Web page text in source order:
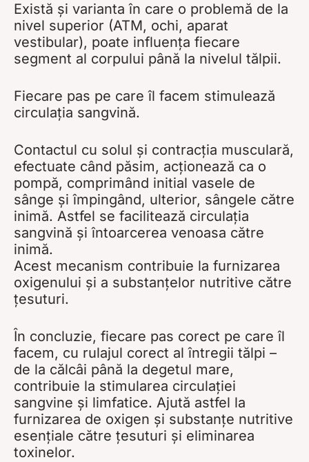
Există și varianta în care o problemă de la
nivel superior (ATM, ochi, aparat
vestibular), poate influența fiecare
segment al corpului până la nivelul tălpii.
Fiecare pas pe care îl facem stimulează
circulația sangvină.
Contactul cu solul și contracția musculară,
efectuate când păsim, acționează ca o
pompă, comprimând initial vasele de
sânge și împingând, ulterior, sângele către
inimă. Astfel se facilitează circulația
sangvină și întoarcerea venoasa către
inimă.
Acest mecanism contribuie la furnizarea
oxigenului și a substanțelor nutritive către
țesuturi.
În concluzie, fiecare pas corect pe care îl
facem, cu rulajul corect al întregii tălpi –
de la călcâi până la degetul mare,
contribuie la stimularea circulației
sangvine și limfatice. Ajută astfel la
furnizarea de oxigen și substanțe nutritive
esențiale către țesuturi și eliminarea
toxinelor.